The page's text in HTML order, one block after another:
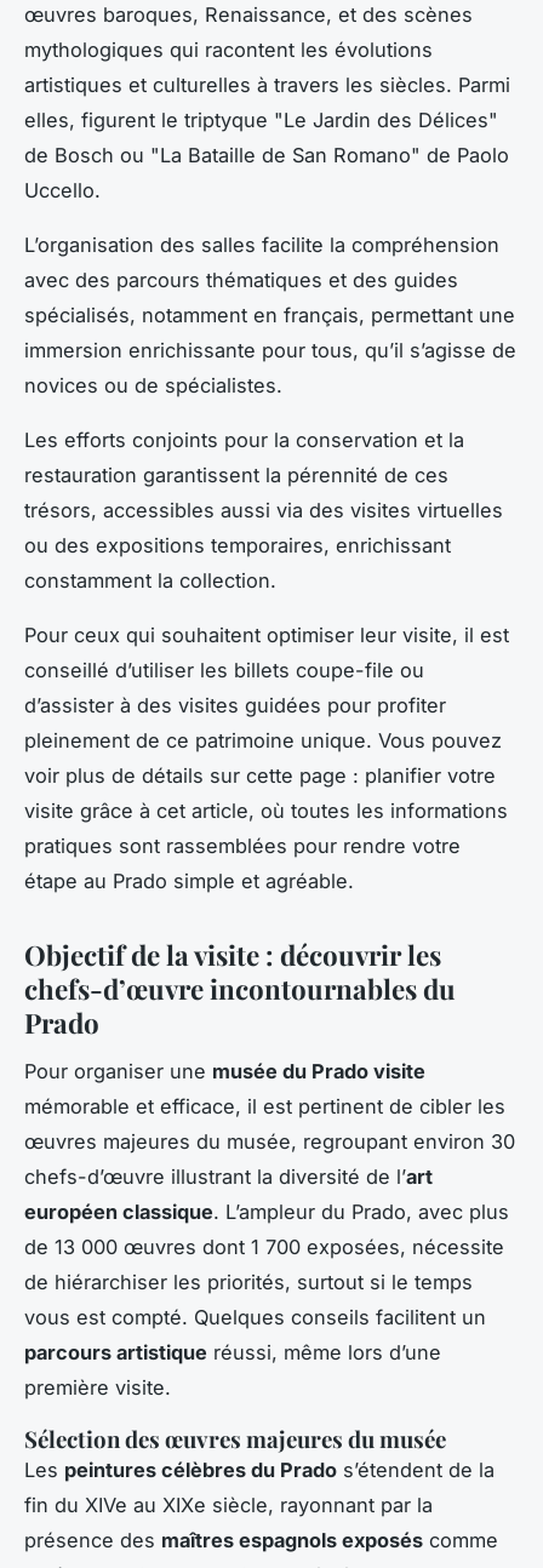
œuvres baroques, Renaissance, et des scènes
mythologiques qui racontent les évolutions
artistiques et culturelles à travers les siècles. Parmi
elles, figurent le triptyque "Le Jardin des Délices"
de Bosch ou "La Bataille de San Romano" de Paolo
Uccello.
L’organisation des salles facilite la compréhension
avec des parcours thématiques et des guides
spécialisés, notamment en français, permettant une
immersion enrichissante pour tous, qu’il s’agisse de
novices ou de spécialistes.
Les efforts conjoints pour la conservation et la
restauration garantissent la pérennité de ces
trésors, accessibles aussi via des visites virtuelles
ou des expositions temporaires, enrichissant
constamment la collection.
Pour ceux qui souhaitent optimiser leur visite, il est
conseillé d’utiliser les billets coupe-file ou
d’assister à des visites guidées pour profiter
pleinement de ce patrimoine unique. Vous pouvez
voir plus de détails sur cette page : planifier votre
visite grâce à cet article, où toutes les informations
pratiques sont rassemblées pour rendre votre
étape au Prado simple et agréable.
Objectif de la visite : découvrir les
chefs-d’œuvre incontournables du
Prado
Pour organiser une musée du Prado visite
mémorable et efficace, il est pertinent de cibler les
œuvres majeures du musée, regroupant environ 30
chefs-d’œuvre illustrant la diversité de l’art
européen classique. L’ampleur du Prado, avec plus
de 13 000 œuvres dont 1 700 exposées, nécessite
de hiérarchiser les priorités, surtout si le temps
vous est compté. Quelques conseils facilitent un
parcours artistique réussi, même lors d’une
première visite.
Sélection des œuvres majeures du musée
Les peintures célèbres du Prado s’étendent de la
fin du XIVe au XIXe siècle, rayonnant par la
présence des maîtres espagnols exposés comme